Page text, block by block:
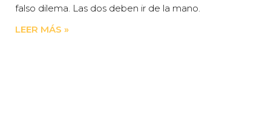
falso dilema. Las dos deben ir de la mano.
LEER MÁS »